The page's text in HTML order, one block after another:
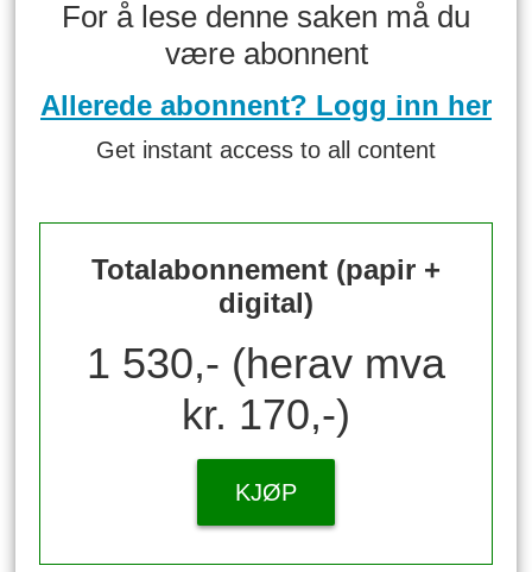
For å lese denne saken må du
være abonnent
Allerede abonnent? Logg inn her
Get instant access to all content
Totalabonnement (papir +
digital)
1 530,- (herav mva
kr. 170,-)
KJØP